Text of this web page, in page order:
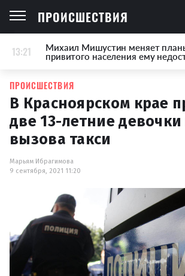
ПРОИСШЕСТВИЯ
13:21 Михаил Мишустин меняет
привитого населения ему
ПРОИСШЕСТВИЯ
В Красноярском крае
две 13-летние девочки
вызова такси
Марьям Ибрагимова
9 сентября, 2021 11:20